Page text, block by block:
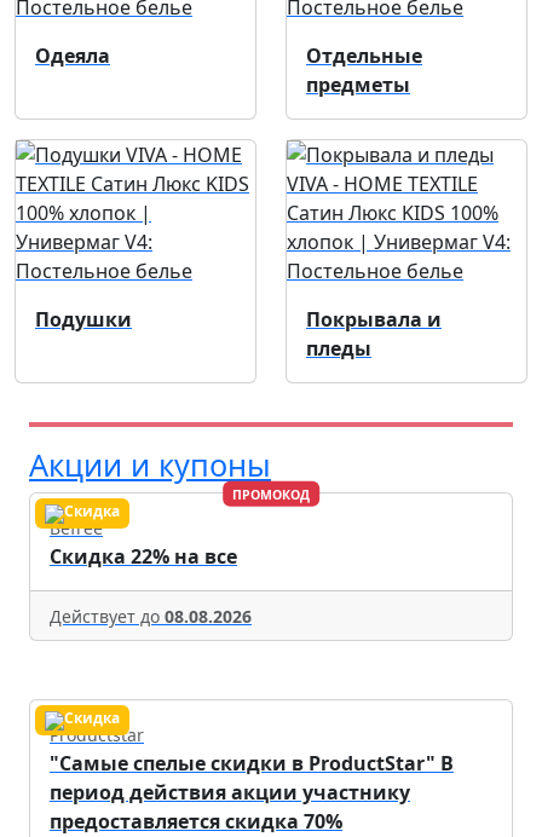
Одеяла
Отдельные
предметы
Подушки
Покрывала и
пледы
Акции и купоны
ПРОМОКОД
Befree
Скидка 22% на все
Действует до 08.08.2026
Productstar
"Самые спелые скидки в ProductStar" В
период действия акции участнику
предоставляется скидка 70%